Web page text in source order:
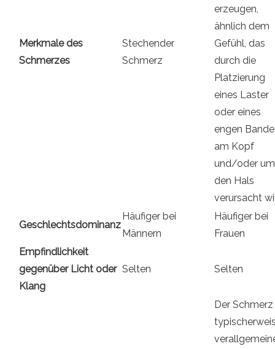
Merkmale des
Schmerzes
Stechender
Schmerz
erzeugen,
ähnlich dem
Gefühl, das
durch die
Platzierung
eines Laster
oder eines
engen
am Kopf
und/oder um
den Hals
verursacht
Geschlechtsdominanz
Häufiger bei
Männern
Häufiger bei
Frauen
Empfindlichkeit
gegenüber Licht oder
Klang
Selten Selten
Der